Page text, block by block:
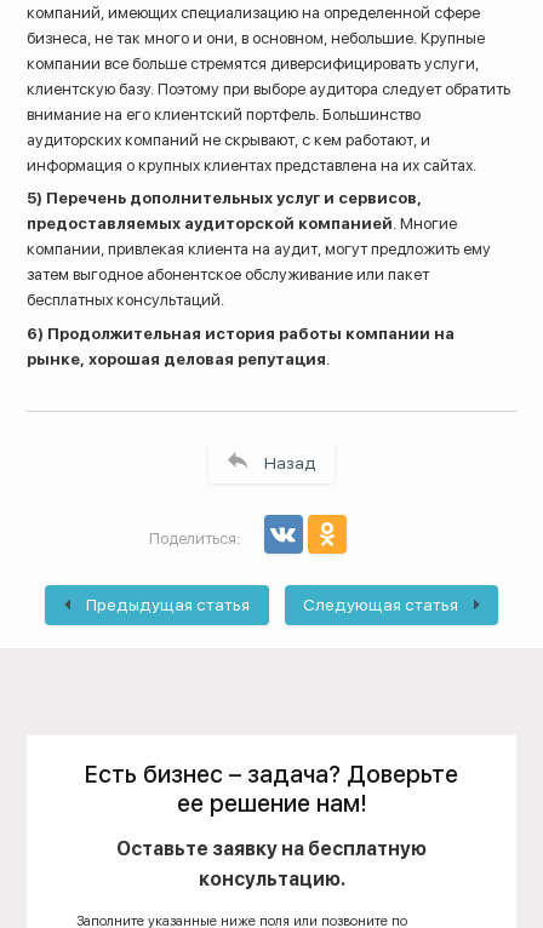
компаний, имеющих специализацию на определенной сфере
бизнеса, не так много и они, в основном, небольшие. Крупные
компании все больше стремятся диверсифицировать услуги,
клиентскую базу. Поэтому при выборе аудитора следует обратить
внимание на его клиентский портфель. Большинство
аудиторских компаний не скрывают, с кем работают, и
информация о крупных клиентах представлена на их сайтах.
5) Перечень дополнительных услуг и сервисов,
предоставляемых аудиторской компанией. Многие
компании, привлекая клиента на аудит, могут предложить ему
затем выгодное абонентское обслуживание или пакет
бесплатных консультаций.
6) Продолжительная история работы компании на
рынке, хорошая деловая репутация
Назад
Поделиться:
Предыдущая статья Следующая статья
Есть бизнес – задача? Доверьте
ее решение нам!
Оставьте заявку на бесплатную
консультацию.
Заполните указанные ниже поля или позвоните по